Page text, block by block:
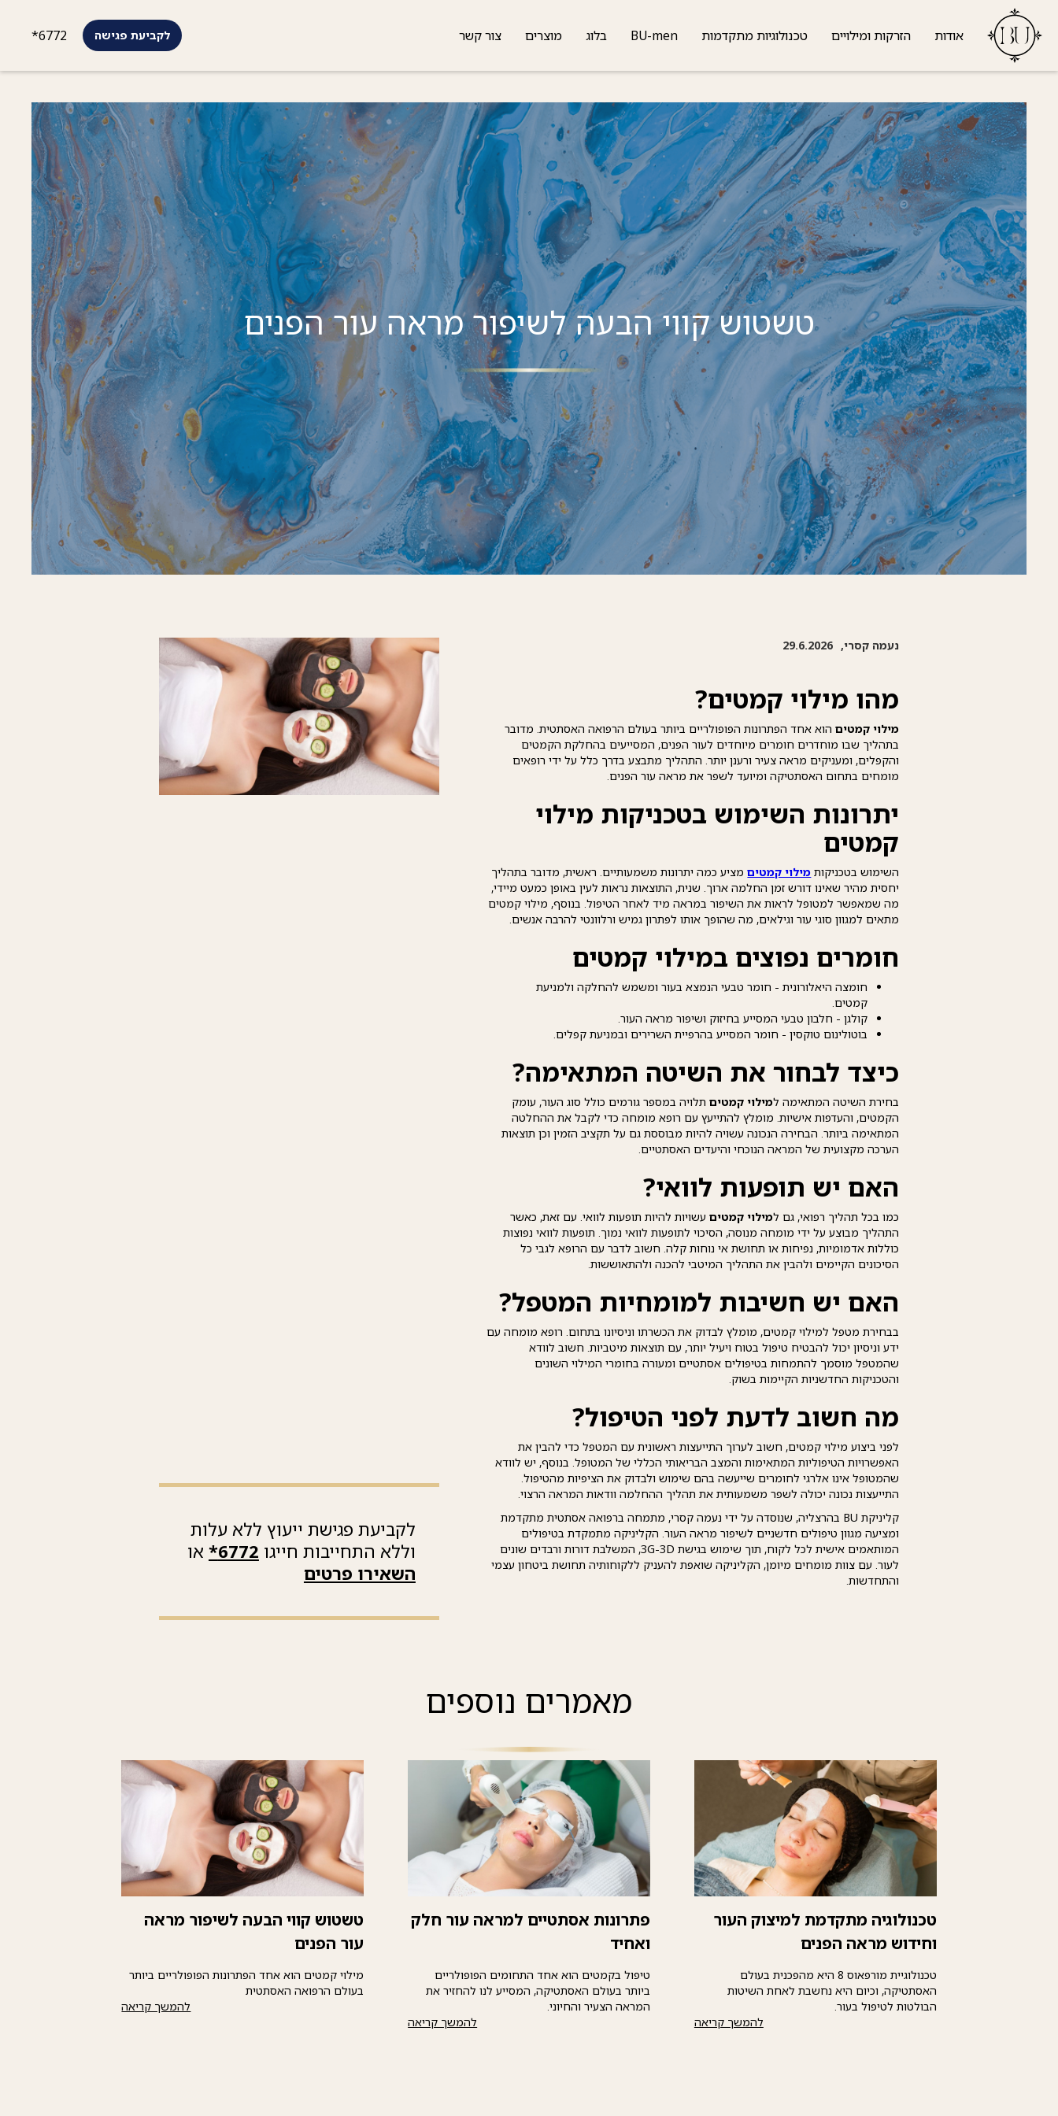
אודות הזרקות ומילויים טכנולוגיות מתקדמות BU-men בלוג מוצרים צור קשר לקביעת פגישה *6772
טשטוש קווי הבעה לשיפור מראה עור הפנים
נעמה קסרי, 29.6.2026
מהו מילוי קמטים?
מילוי קמטיםהוא אחד הפתרונות הפופולריים ביותר בעולם הרפואה האסתטית. מדובר
בתהליך שבו מוחדרים חומרים מיוחדים לעור הפנים, המסייעים בהחלקת הקמטים
והקפלים, ומעניקים מראה צעיר ורענן יותר. התהליך מתבצע בדרך כלל על ידי רופאים
מומחים בתחום האסתטיקה ומיועד לשפר את מראה עור הפנים.
יתרונות השימוש בטכניקות מילוי
קמטים
השימוש בטכניקות מילוי קמטיםמציע כמה יתרונות משמעותיים. ראשית, מדובר בתהליך
יחסית מהיר שאינו דורש זמן החלמה ארוך. שנית, התוצאות נראות לעין באופן כמעט מיידי,
מה שמאפשר למטופל לראות את השיפור במראה מיד לאחר הטיפול. בנוסף, מילוי קמטים
מתאים למגוון סוגי עור וגילאים, מה שהופך אותו לפתרון גמיש ורלוונטי להרבה אנשים.
חומרים נפוצים במילוי קמטים
חומצה היאלורונית - חומר טבעי הנמצא בעור ומשמש להחלקה ולמניעת
קמטים.
קולגן - חלבון טבעי המסייע בחיזוק ושיפור מראה העור.
בוטולינום טוקסין - חומר המסייע בהרפיית השרירים ובמניעת קפלים.
כיצד לבחור את השיטה המתאימה?
בחירת השיטה המתאימה למילוי קמטיםתלויה במספר גורמים כולל סוג העור, עומק
הקמטים, והעדפות אישיות. מומלץ להתייעץ עם רופא מומחה כדי לקבל את ההחלטה
המתאימה ביותר. הבחירה הנכונה עשויה להיות מבוססת גם על תקציב הזמין וכן תוצאות
הערכה מקצועית של המראה הנוכחי והיעדים האסתטיים.
האם יש תופעות לוואי?
כמו בכל תהליך רפואי, גם למילוי קמטיםעשויות להיות תופעות לוואי. עם זאת, כאשר
התהליך מבוצע על ידי מומחה מנוסה, הסיכוי לתופעות לוואי נמוך. תופעות לוואי נפוצות
כוללות אדמומיות, נפיחות או תחושת אי נוחות קלה. חשוב לדבר עם הרופא לגבי כל
הסיכונים הקיימים ולהבין את התהליך המיטבי להכנה ולהתאוששות.
האם יש חשיבות למומחיות המטפל?
בבחירת מטפל למילוי קמטים, מומלץ לבדוק את הכשרתו וניסיונו בתחום. רופא מומחה עם
ידע וניסיון יכול להבטיח טיפול בטוח ויעיל יותר, עם תוצאות מיטביות. חשוב לוודא
שהמטפל מוסמך להתמחות בטיפולים אסתטיים ומעורה בחומרי המילוי השונים
והטכניקות החדשניות הקיימות בשוק.
מה חשוב לדעת לפני הטיפול?
לפני ביצוע מילוי קמטים, חשוב לערוך התייעצות ראשונית עם המטפל כדי להבין את
האפשרויות הטיפוליות המתאימות והמצב הבריאותי הכללי של המטופל. בנוסף, יש לוודא
שהמטופל אינו אלרגי לחומרים שייעשה בהם שימוש ולבדוק את הציפיות מהטיפול.
התייעצות נכונה יכולה לשפר משמעותית את תהליך ההחלמה וודאות המראה הרצוי.
קליניקת BU בהרצליה, שנוסדה על ידי נעמה קסרי, מתמחה ברפואה אסתטית מתקדמת
ומציעה מגוון טיפולים חדשניים לשיפור מראה העור. הקליניקה מתמקדת בטיפולים
המותאמים אישית לכל לקוח, תוך שימוש בגישת 3G-3D, המשלבת דורות ורבדים שונים
לעור. עם צוות מומחים מיומן, הקליניקה שואפת להעניק ללקוחותיה תחושת ביטחון עצמי
והתחדשות.
לקביעת פגישת ייעוץ ללא עלות
וללא התחייבות חייגו 6772*
או
השאירו פרטים
מאמרים נוספים
טכנולוגיה מתקדמת למיצוק העור
וחידוש מראה הפנים
טכנולוגיית מורפאוס 8 היא מהפכנית בעולם
האסתטיקה, וכיום היא נחשבת לאחת השיטות
הבולטות לטיפול בעור.
להמשך קריאה
פתרונות אסתטיים למראה עור חלק
ואחיד
טיפול בקמטים הוא אחד התחומים הפופולריים
ביותר בעולם האסתטיקה, המסייע לנו להחזיר את
המראה הצעיר והחיוני.
להמשך קריאה
טשטוש קווי הבעה לשיפור מראה
עור הפנים
מילוי קמטים הוא אחד הפתרונות הפופולריים ביותר
בעולם הרפואה האסתטית
להמשך קריאה